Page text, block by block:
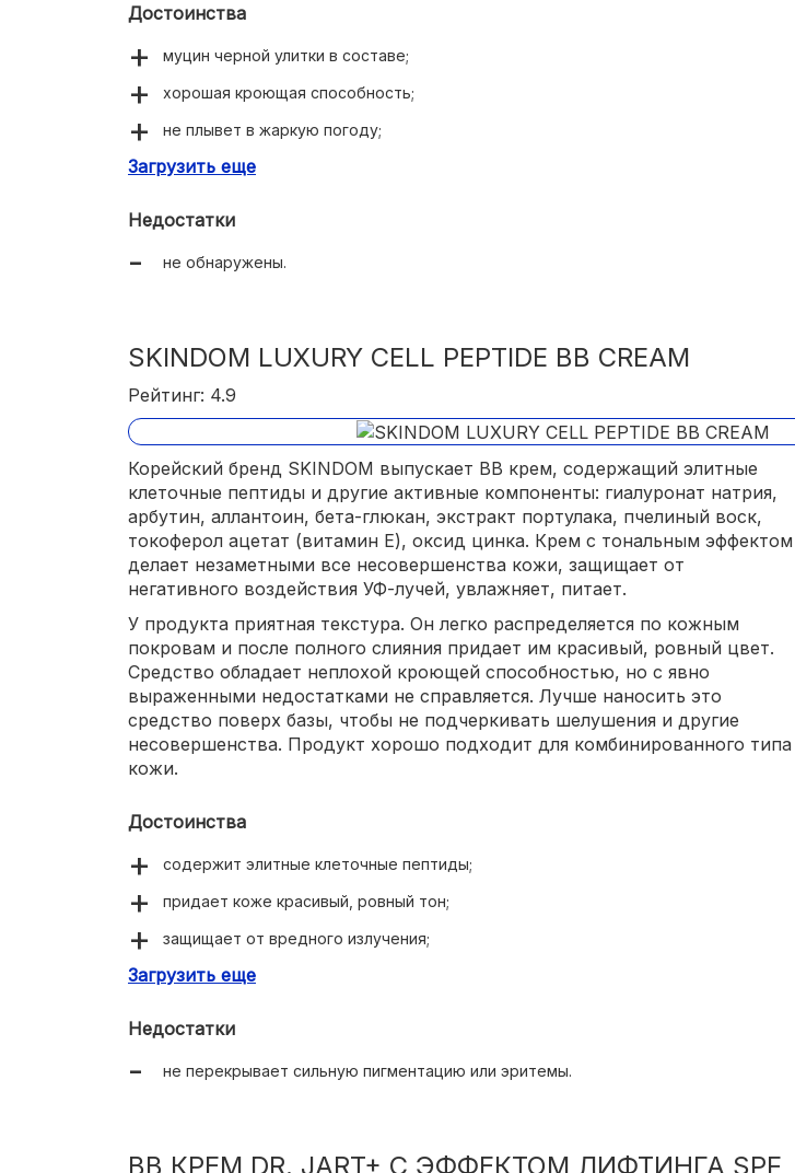
Достоинства
муцин черной улитки в составе;
хорошая кроющая способность;
не плывет в жаркую погоду;
делает кожу мягкой и бархатистой;
Загрузить еще
Недостатки
не обнаружены.
SKINDOM LUXURY CELL PEPTIDE BB CREAM
Рейтинг: 4.9
Корейский бренд SKINDOM выпускает ВВ крем, содержащий элитные
клеточные пептиды и другие активные компоненты: гиалуронат натрия,
арбутин, аллантоин, бета-глюкан, экстракт портулака, пчелиный воск,
токоферол ацетат (витамин Е), оксид цинка. Крем с тональным эффектом
делает незаметными все несовершенства кожи, защищает от
негативного воздействия УФ-лучей, увлажняет, питает.
У продукта приятная текстура. Он легко распределяется по кожным
покровам и после полного слияния придает им красивый, ровный цвет.
Средство обладает неплохой кроющей способностью, но с явно
выраженными недостатками не справляется. Лучше наносить это
средство поверх базы, чтобы не подчеркивать шелушения и другие
несовершенства. Продукт хорошо подходит для комбинированного типа
кожи.
Достоинства
содержит элитные клеточные пептиды;
придает коже красивый, ровный тон;
защищает от вредного излучения;
увлажняет, питает.
Загрузить еще
Недостатки
не перекрывает сильную пигментацию или эритемы.
BB КРЕМ DR. JART+ С ЭФФЕКТОМ ЛИФТИНГА SPF